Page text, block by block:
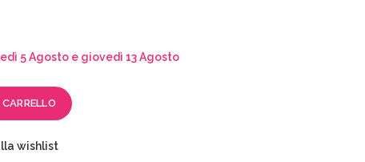
5 Agosto e giovedì 13 Agosto
wishlist